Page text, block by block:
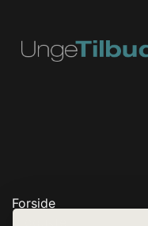
Forside